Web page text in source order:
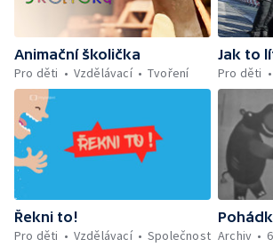
Animační školička
Pro děti
Vzdělávací Tvoření
Jak to
Pro děti
Řekni to!
Pro děti
Vzdělávací Společnost Archiv